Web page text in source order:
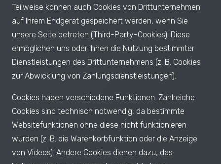
Teilweise können auch Cookies von Drittunternehmen
auf Ihrem Endgerät gespeichert werden, wenn Sie
unsere Seite betreten (Third-Party-Cookies). Diese
ermöglichen uns oder Ihnen die Nutzung bestimmter
Dienstleistungen des Drittunternehmens (z. B. Cookies
zur Abwicklung von Zahlungsdienstleistungen).
Cookies haben verschiedene Funktionen. Zahlreiche
Cookies sind technisch notwendig, da bestimmte
Websitefunktionen ohne diese nicht funktionieren
würden (z. B. die Warenkorbfunktion oder die Anzeige
von Videos). Andere Cookies dienen dazu, das